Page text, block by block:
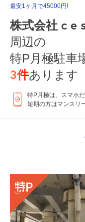
最安1ヶ月で45000円!
株式会社 c e
周辺の
特P月極駐車
3件あります
特P月極は、スマホ
短期の方はマンスリ